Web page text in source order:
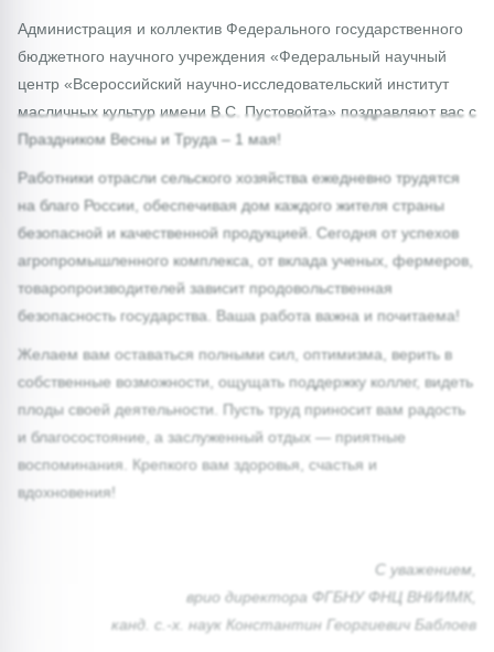
Администрация и коллектив Федерального государственного
бюджетного научного учреждения «Федеральный научный
центр «Всероссийский научно-исследовательский институт
масличных культур имени В.С. Пустовойта» поздравляют вас с
Праздником Весны и Труда – 1 мая!
Работники отрасли сельского хозяйства ежедневно трудятся
на благо России, обеспечивая дом каждого жителя страны
безопасной и качественной продукцией. Сегодня от успехов
агропромышленного комплекса, от вклада ученых, фермеров,
товаропроизводителей зависит продовольственная
безопасность государства. Ваша работа важна и почитаема!
Желаем вам оставаться полными сил, оптимизма, верить в
собственные возможности, ощущать поддержку коллег, видеть
плоды своей деятельности. Пусть труд приносит вам радость
и благосостояние, а заслуженный отдых — приятные
воспоминания. Крепкого вам здоровья, счастья и
вдохновения!
С уважением,
врио директора ФГБНУ ФНЦ ВНИИМК,
канд. с.-х. наук Константин Георгиевич Баблоев